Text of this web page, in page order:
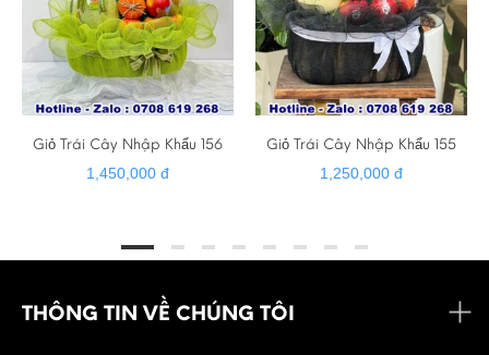
➡️ Cảm ơn quý khách đã luôn tin tưởng và hỗ trợ ❤️
Giỏ Trái Cây Nhập Khẩu 156
1,450,000 đ
Giỏ Trái Cây Nhập Khẩu 155
1,250,000 đ
THÔNG TIN VỀ CHÚNG TÔI